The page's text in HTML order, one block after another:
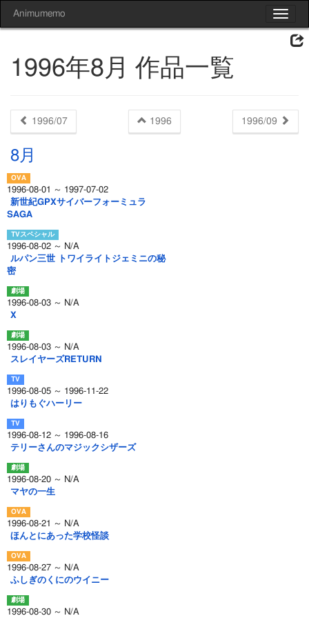
Toggle
Animumemo
1996年8月 作品一覧
1996/07 1996 1996/09
8月
1996-08-01 ～ 1997-07-02
新世紀GPXサイバーフォーミュラ
SAGA
1996-08-02 ～ N/A
ルパン三世 トワイライトジェミニの秘
密
1996-08-03 ～ N/A
X
1996-08-03 ～ N/A
スレイヤーズRETURN
1996-08-05 ～ 1996-11-22
はりもぐハーリー
1996-08-12 ～ 1996-08-16
テリーさんのマジックシザーズ
1996-08-20 ～ N/A
マヤの一生
1996-08-21 ～ N/A
ほんとにあった学校怪談
1996-08-27 ～ N/A
ふしぎのくにのウイニー
1996-08-30 ～ N/A